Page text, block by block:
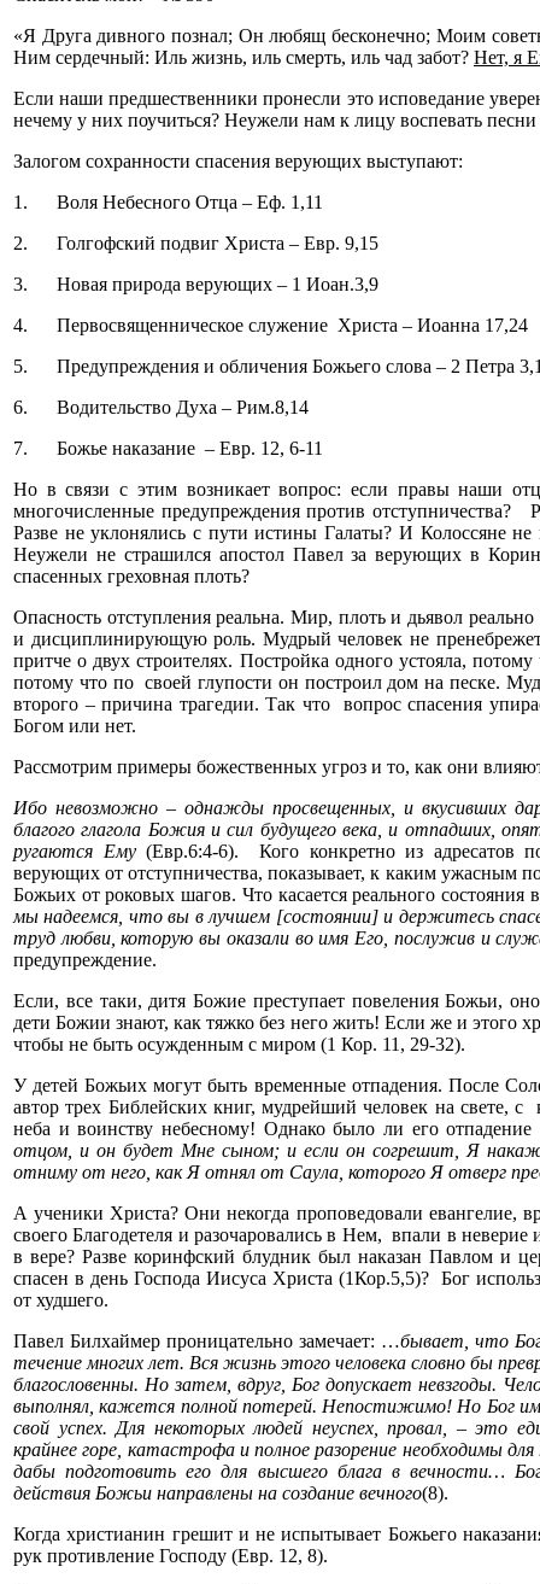
«Я Друга дивного познал; Он любящ бесконечно; Моим
Ним сердечный: Иль жизнь, иль смерть, иль чад забот? Нет, я
Если наши предшественники пронесли это исповедание
нечему у них поучиться? Неужели нам к лицу воспевать
Залогом сохранности спасения верующих выступают:
1. Воля Небесного Отца – Еф. 1,11
2. Голгофский подвиг Христа – Евр. 9,15
3. Новая природа верующих – 1 Иоан.3,9
4. Первосвященническое служение Христа – Иоанна 17,24
5. Предупреждения и обличения Божьего слова – 2 Петра
6. Водительство Духа – Рим.8,14
7. Божье наказание – Евр. 12, 6-11
Но в связи с этим возникает вопрос: если правы наши
многочисленные предупреждения против
Разве не уклонялись с пути истины Галаты? И Колоссяне
Неужели не страшился апостол Павел за верующих в
спасенных греховная плоть?
Опасность отступления реальна. Мир, плоть и дьявол
и дисциплинирующую роль. Мудрый человек не
притче о двух строителях. Постройка одного устояла,
потому что по своей глупости он построил дом на песке.
второго – причина трагедии. Так что вопрос спасения
Богом или нет.
Рассмотрим примеры божественных угроз и то, как они
Ибо невозможно – однажды просвещенных, и вкусивших
благого глагола Божия и сил будущего века, и отпадших,
ругаются Ему(Евр.6:4-6). Кого конкретно из адресатов
верующих от отступничества, показывает, к каким ужасным
Божьих от роковых шагов. Что касается реального
мы надеемся, что вы в лучшем [состоянии] и держитесь
труд любви, которую вы оказали во имя Его, послужив и
предупреждение.
Если, все таки, дитя Божие преступает повеления Божьи,
дети Божии знают, как тяжко без него жить! Если же и этого
чтобы не быть осужденным с миром (1 Кор. 11, 29-32).
У детей Божьих могут быть временные отпадения. После
автор трех Библейских книг, мудрейший человек на свете, с
неба и воинству небесному! Однако было ли его
отцом, и он будет Мне сыном; и если он согрешит, Я
отниму от него, как Я отнял от Саула, которого Я отверг
А ученики Христа? Они некогда проповедовали евангелие,
своего Благодетеля и разочаровались в Нем, впали в
в вере? Разве коринфский блудник был наказан Павлом и
спасен в день Господа Иисуса Христа (1Кор.5,5)? Бог
от худшего.
Павел Билхаймер проницательно замечает: …бывает, что
течение многих лет. Вся жизнь этого человека словно бы
благословенны. Но затем, вдруг, Бог допускает невзгоды.
выполнял, кажется полной потерей. Непостижимо! Но Бог
свой успех. Для некоторых людей неуспех, провал, – это
крайнее горе, катастрофа и полное разорение необходимы
дабы подготовить его для высшего блага в вечности…
действия Божьи направлены на создание вечного(8).
Когда христианин грешит и не испытывает Божьего
рук противление Господу (Евр. 12, 8).